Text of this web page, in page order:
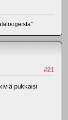
#21
pukkaisi